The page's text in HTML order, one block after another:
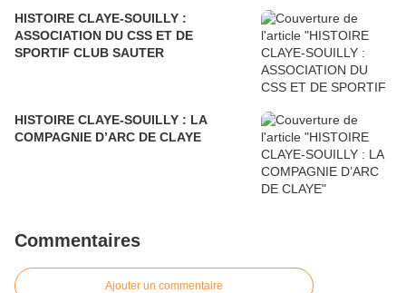
HISTOIRE CLAYE-SOUILLY :
ASSOCIATION DU CSS ET DE
SPORTIF CLUB SAUTER
HISTOIRE CLAYE-SOUILLY : LA
COMPAGNIE D’ARC DE CLAYE
Commentaires
Ajouter un commentaire